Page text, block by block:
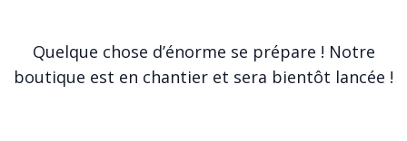
Quelque chose d’énorme se prépare ! Notre
boutique est en chantier et sera bientôt lancée !